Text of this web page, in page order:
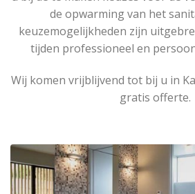
de opwarming van het
keuzemogelijkheden zijn
tijden professioneel en
Wij komen vrijblijvend tot bij u in
gratis offerte.